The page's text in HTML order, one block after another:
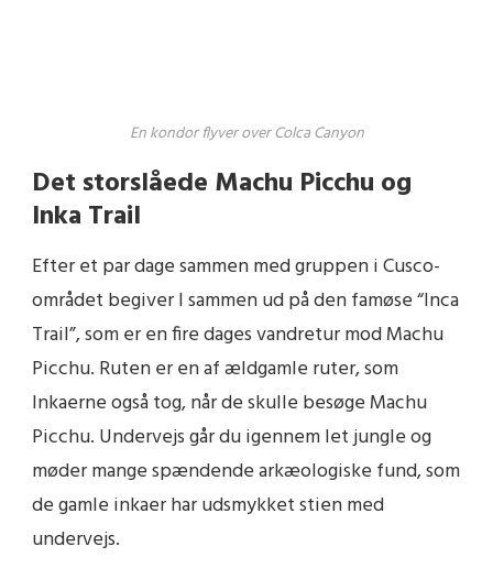
En kondor flyver over Colca Canyon
Det storslåede Machu Picchu og
Inka Trail
Efter et par dage sammen med gruppen i Cusco-
området begiver I sammen ud på den famøse “Inca
Trail”, som er en fire dages vandretur mod Machu
Picchu. Ruten er en af ældgamle ruter, som
Inkaerne også tog, når de skulle besøge Machu
Picchu. Undervejs går du igennem let jungle og
møder mange spændende arkæologiske fund, som
de gamle inkaer har udsmykket stien med
undervejs.